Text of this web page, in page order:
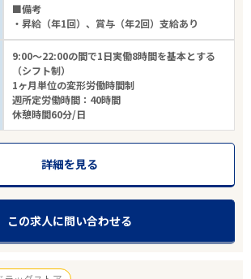
■備考
・昇給（年1回）、賞与（年2回）支給あり
9:00～22:00の間で1日実働8時間を基本とする
（シフト制）
1ヶ月単位の変形労働時間制
週所定労働時間：40時間
休憩時間60分/日
詳細を見る
この求人に問い合わせる